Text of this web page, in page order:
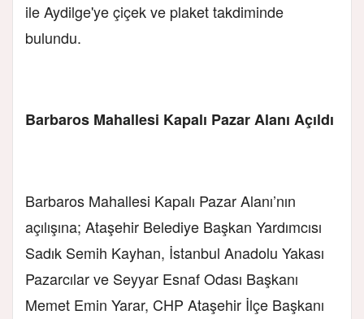
ile Aydilge'ye çiçek ve plaket takdiminde
bulundu.
Barbaros Mahallesi Kapalı Pazar Alanı Açıldı
Barbaros Mahallesi Kapalı Pazar Alanı’nın
açılışına; Ataşehir Belediye Başkan Yardımcısı
Sadık Semih Kayhan, İstanbul Anadolu Yakası
Pazarcılar ve Seyyar Esnaf Odası Başkanı
Memet Emin Yarar, CHP Ataşehir İlçe Başkanı